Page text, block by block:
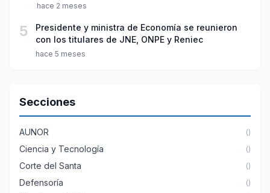
hace 2 meses
5
Presidente y ministra de Economía se reunieron
con los titulares de JNE, ONPE y Reniec
hace 5 meses
Secciones
AUNOR ()
Ciencia y Tecnología ()
Corte del Santa ()
Defensoría ()